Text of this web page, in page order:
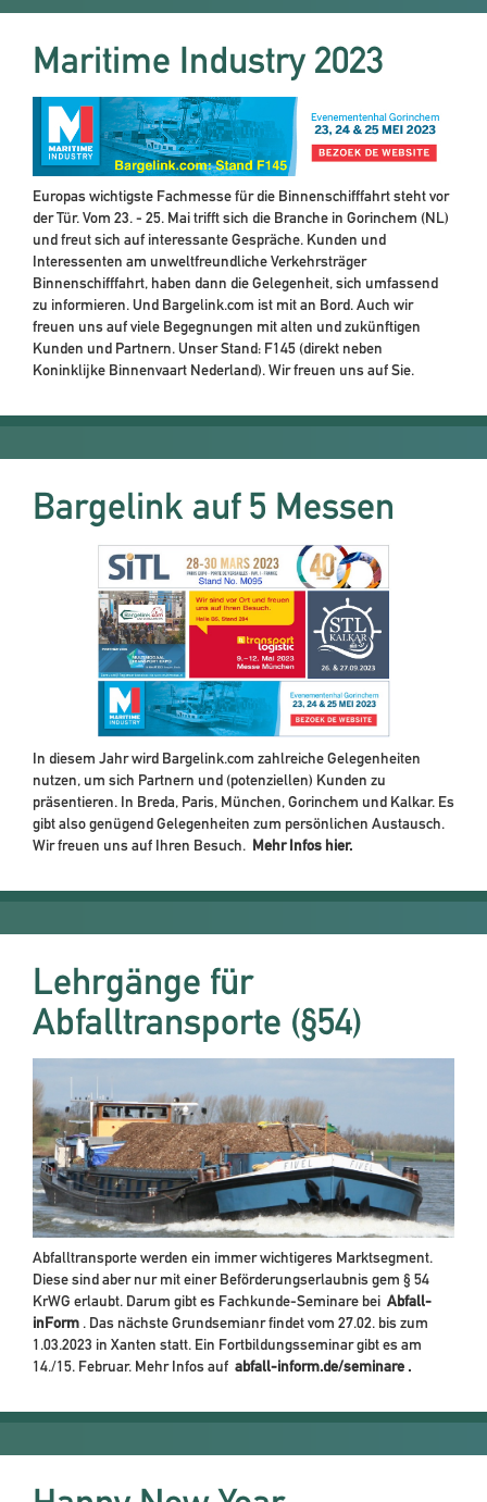
Maritime Industry 2023
Europas wichtigste Fachmesse für die Binnenschifffahrt steht vor
der Tür. Vom 23. - 25. Mai trifft sich die Branche in Gorinchem (NL)
und freut sich auf interessante Gespräche. Kunden und
Interessenten am unweltfreundliche Verkehrsträger
Binnenschifffahrt, haben dann die Gelegenheit, sich umfassend
zu informieren. Und Bargelink.com ist mit an Bord. Auch wir
freuen uns auf viele Begegnungen mit alten und zukünftigen
Kunden und Partnern. Unser Stand: F145 (direkt neben
Koninklijke Binnenvaart Nederland). Wir freuen uns auf Sie.
Bargelink auf 5 Messen
In diesem Jahr wird Bargelink.com zahlreiche Gelegenheiten
nutzen, um sich Partnern und (potenziellen) Kunden zu
präsentieren. In Breda, Paris, München, Gorinchem und Kalkar. Es
gibt also genügend Gelegenheiten zum persönlichen Austausch.
Wir freuen uns auf Ihren Besuch.
Mehr Infos hier.
Lehrgänge für
Abfalltransporte (§54)
Abfalltransporte werden ein immer wichtigeres Marktsegment.
Diese sind aber nur mit einer Beförderungserlaubnis gem § 54
KrWG erlaubt. Darum gibt es Fachkunde-Seminare bei Abfall-
inForm . Das nächste Grundsemianr findet vom 27.02. bis zum
1.03.2023 in Xanten statt. Ein Fortbildungsseminar gibt es am
14./15. Februar. Mehr Infos auf abfall-inform.de/seminare .